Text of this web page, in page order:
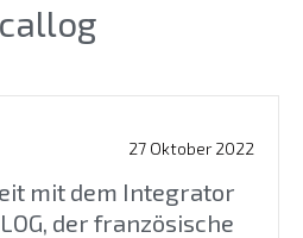
27 Oktober 2022
mit dem Integrator
der französische